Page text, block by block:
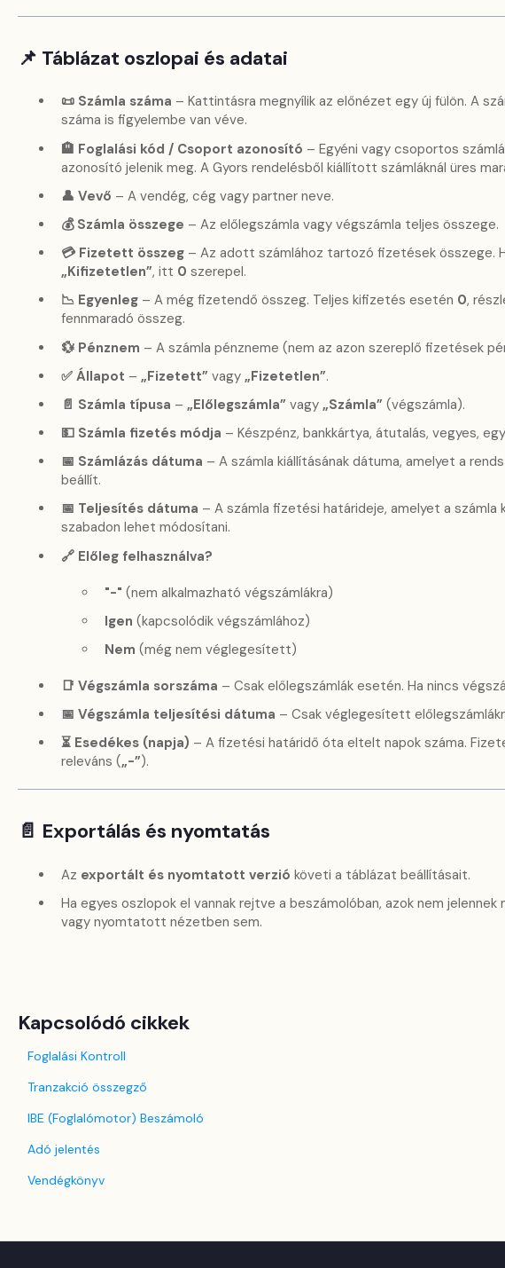
📌 Táblázat oszlopai és adatai
📜 Számla száma – Kattintásra megnyílik az előnézet egy új fülön. A
száma is figyelembe van véve.
🏨 Foglalási kód / Csoport azonosító – Egyéni vagy csoportos
azonosító jelenik meg. A Gyors rendelésből kiállított számláknál üres
👤 Vevő – A vendég, cég vagy partner neve.
💰 Számla összege – Az előlegszámla vagy végszámla teljes összege.
💳 Fizetett összeg– Az adott számlához tartozó fizetések összege.
„Kifizetetlen”, itt 0 szerepel.
📉 Egyenleg– A még fizetendő összeg. Teljes kifizetés esetén 0,
fennmaradó összeg.
💱 Pénznem – A számla pénzneme (nem az azon szereplő fizetések
✅ Állapot – „Fizetett” vagy „Fizetetlen”.
📄 Számla típusa – „Előlegszámla” vagy „Számla” (végszámla).
💵 Számla fizetés módja – Készpénz, bankkártya, átutalás, vegyes,
📅 Számlázás dátuma – A számla kiállításának dátuma, amelyet a
beállít.
📅 Teljesítés dátuma – A számla fizetési határideje, amelyet a számla
szabadon lehet módosítani.
🔗 Előleg felhasználva?
"-" (nem alkalmazható végszámlákra)
Igen (kapcsolódik végszámlához)
Nem (még nem véglegesített)
📑 Végszámla sorszáma – Csak előlegszámlák esetén. Ha nincs
📅 Végszámla teljesítési dátuma – Csak véglegesített
⏳ Esedékes (napja) – A fizetési határidő óta eltelt napok száma.
releváns („-”).
📄 Exportálás és nyomtatás
Az exportált és nyomtatott verzió követi a táblázat beállításait.
Ha egyes oszlopok el vannak rejtve a beszámolóban, azok nem
vagy nyomtatott nézetben sem.
Kapcsolódó cikkek
Foglalási Kontroll
Tranzakció összegző
IBE (Foglalómotor) Beszámoló
Adó jelentés
Vendégkönyv